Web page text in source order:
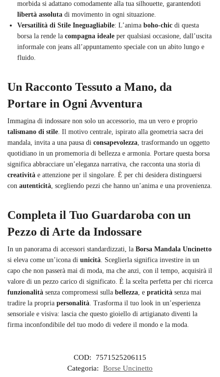
morbida si adattano comodamente alla tua silhouette, garantendoti
libertà assoluta di movimento in ogni situazione.
Versatilità di Stile Ineguagliabile: L’anima boho-chic di questa
borsa la rende la compagna ideale per qualsiasi occasione, dall’uscita
informale con jeans all’appuntamento speciale con un abito lungo e
fluido.
Un Racconto Tessuto a Mano, da
Portare in Ogni Avventura
Immagina di indossare non solo un accessorio, ma un vero e proprio
talismano di stile. Il motivo centrale, ispirato alla geometria sacra dei
mandala, invita a una pausa di consapevolezza, trasformando un oggetto
quotidiano in un promemoria di bellezza e armonia. Portare questa borsa
significa abbracciare un’eleganza narrativa, che racconta una storia di
creatività e attenzione per il singolare. È per chi desidera distinguersi
con autenticità, scegliendo pezzi che hanno un’anima e una provenienza.
Completa il Tuo Guardaroba con un
Pezzo di Arte da Indossare
In un panorama di accessori standardizzati, la Borsa Mandala Uncinetto
si eleva come un’icona di unicità. Sceglierla significa investire in un
capo che non passerà mai di moda, ma che anzi, con il tempo, acquisirà il
valore di un pezzo carico di significato. È la scelta perfetta per chi ricerca
funzionalità senza compromessi sulla bellezza, e praticità senza mai
tradire la propria personalità. Trasforma il tuo look in un’esperienza
sensoriale e visiva: lascia che questo gioiello di artigianato diventi la
firma inconfondibile del tuo modo di vedere il mondo e la moda.
COD:
7571525206115
Categoria:
Borse Uncinetto